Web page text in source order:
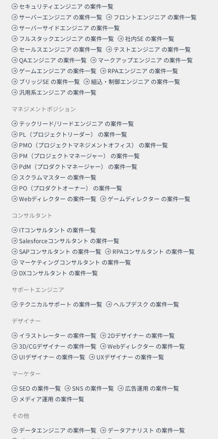
セキュリティエンジニア の案件一覧
サーバーエンジニア の案件一覧 フロントエンジニア の案件一覧
サーバーサイドエンジニア の案件一覧
フルスタックエンジニア の案件一覧 社内SE の案件一覧
セールスエンジニア の案件一覧 テストエンジニア の案件一覧
QAエンジニア の案件一覧 マークアップエンジニア の案件一覧
ゲームエンジニア の案件一覧 RPAエンジニア の案件一覧
ブリッジSE の案件一覧 組込・制御エンジニア の案件一覧
汎用系エンジニア の案件一覧
マネジメントポジション
テックリード/リードエンジニア の案件一覧
PL（プロジェクトリーダー）
の案件一覧
PMO（プロジェクトマネジメントオフィス）
の案件一覧
PM（プロジェクトマネージャー）
の案件一覧
PdM（プロダクトマネージャー）
の案件一覧
スクラムマスター の案件一覧
PO（プロダクトオーナー）
の案件一覧
Webディレクター の案件一覧 ゲームディレクター の案件一覧
コンサルタント
ITコンサルタント の案件一覧
Salesforceコンサルタント の案件一覧
SAPコンサルタント の案件一覧 RPAコンサルタント の案件一覧
マーケティングコンサルタント の案件一覧
DXコンサルタント の案件一覧
サポートエンジニア
テクニカルサポート の案件一覧 ヘルプデスク の案件一覧
デザイナー
イラストレーター の案件一覧 2Dデザイナー の案件一覧
3D/CGデザイナー の案件一覧 Webディレクター の案件一覧
UIデザイナー の案件一覧 UXデザイナー の案件一覧
マーケター
SEO の案件一覧 SNS の案件一覧 広告運用 の案件一覧
メディア運用 の案件一覧
その他
データエンジニア の案件一覧 データアナリスト の案件一覧